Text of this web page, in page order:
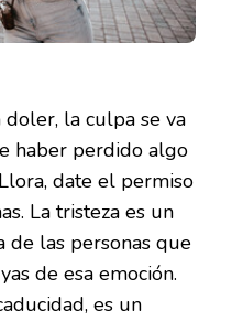
la culpa se va
haber perdido algo
date el permiso
La tristeza es un
de las personas que
de esa emoción.
es un